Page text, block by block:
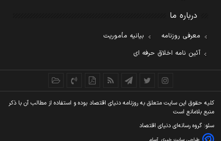
درباره ما
معرفی روزنامه
بیانیه مأموریت
آئین نامه اخلاق حرفه ای
کليه حقوق اين سايت متعلق به روزنامه دنيای اقتصاد بوده و استفاده از مطالب آن با ذکر
منبع بلامانع است
سئو: گروه رسانه‌ای دنیای اقتصاد